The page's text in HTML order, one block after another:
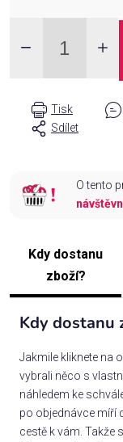
Tisk
Sdílet
O tento
Kdy dostanu
zboží?
Kdy dostanu
Jakmile kliknete na
vybrali něco s
náhledem ke
po objednávce míří
cestě k vám. Takže